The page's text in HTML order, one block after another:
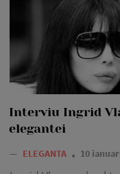
Interviu Ingrid
elegantei
— ELEGANTA 10